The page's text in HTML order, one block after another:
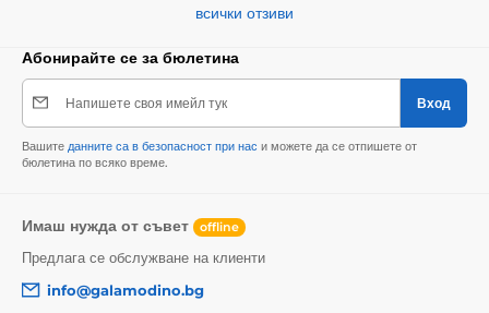
всички отзиви
Абонирайте се за бюлетина
Напишете своя имейл тук Вход
Вашите данните са в безопасност при нас и можете да се отпишете от
бюлетина по всяко време.
Имаш нужда от съвет offline
Предлага се обслужване на клиенти
info@galamodino.bg